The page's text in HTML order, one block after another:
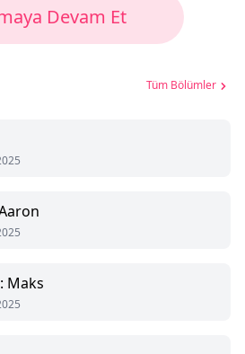
Devam Et
Tüm Bölümler
Maks